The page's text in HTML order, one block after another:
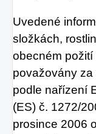
Uvedené
složkách,
obecném
považovány
podle nařízení
(ES) č. 1272/
prosince 2006